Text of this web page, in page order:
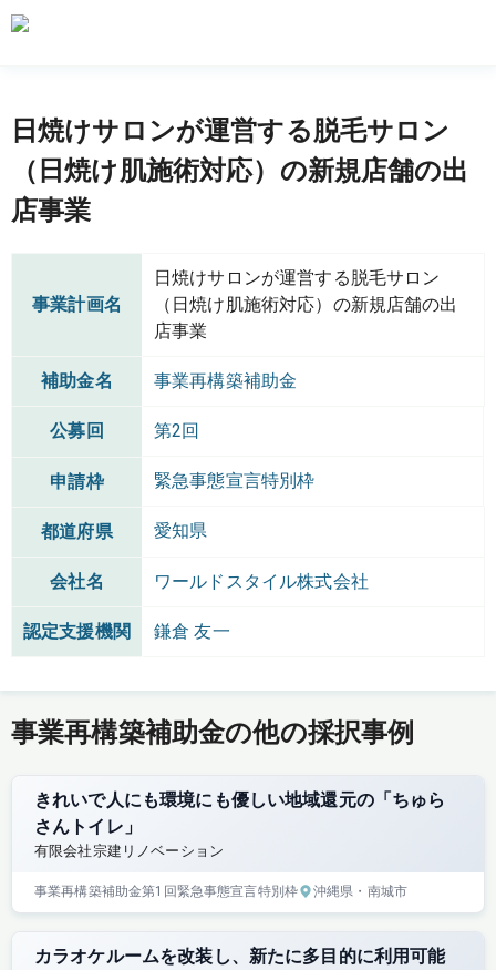
日焼けサロンが運営する脱毛サロン
（日焼け肌施術対応）の新規店舗の出
店事業
事業計画名
日焼けサロンが運営する脱毛サロン
（日焼け肌施術対応）の新規店舗の出
店事業
補助金名 事業再構築補助金
公募回 第2回
申請枠 緊急事態宣言特別枠
都道府県 愛知県
会社名 ワールドスタイル株式会社
認定支援機関 鎌倉 友一
事業再構築補助金の他の採択事例
きれいで人にも環境にも優しい地域還元の「ちゅら
さんトイレ」
有限会社宗建リノベーション
事業再構築補助金第1回緊急事態宣言特別枠 沖縄県 ・南城市
カラオケルームを改装し、新たに多目的に利用可能